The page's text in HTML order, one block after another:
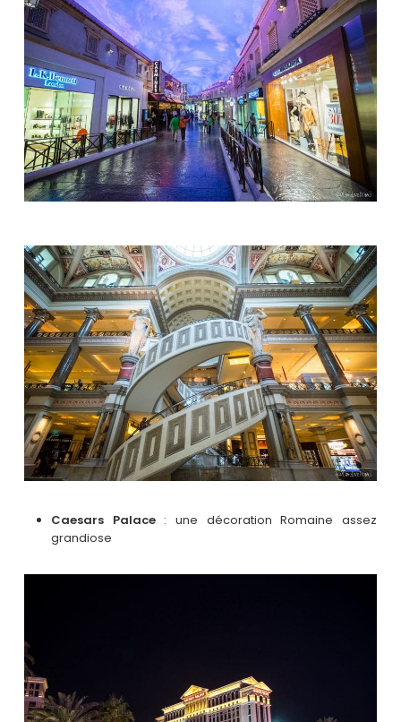
Caesars Palace: une décoration Romaine assez
grandiose